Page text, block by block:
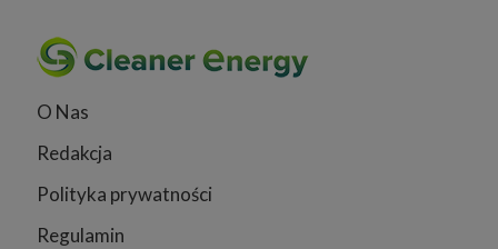
O Nas
Redakcja
Polityka prywatności
Regulamin